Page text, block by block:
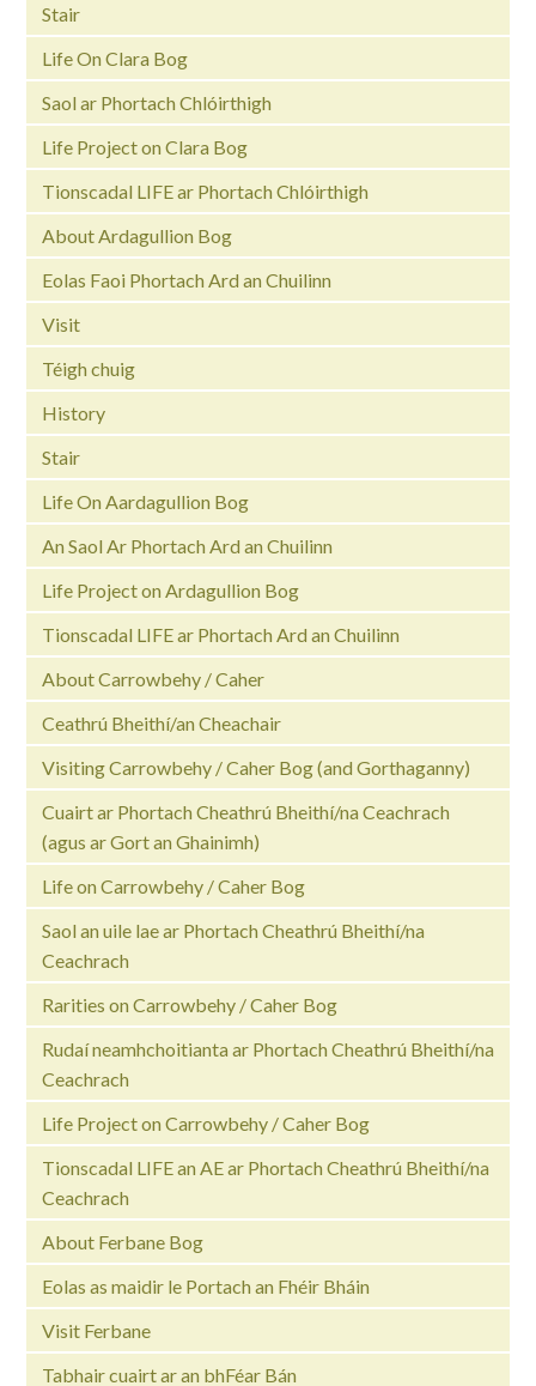
Stair
Life On Clara Bog
Saol ar Phortach Chlóirthigh
Life Project on Clara Bog
Tionscadal LIFE ar Phortach Chlóirthigh
About Ardagullion Bog
Eolas Faoi Phortach Ard an Chuilinn
Visit
Téigh chuig
History
Stair
Life On Aardagullion Bog
An Saol Ar Phortach Ard an Chuilinn
Life Project on Ardagullion Bog
Tionscadal LIFE ar Phortach Ard an Chuilinn
About Carrowbehy / Caher
Ceathrú Bheithí/an Cheachair
Visiting Carrowbehy / Caher Bog (and Gorthaganny)
Cuairt ar Phortach Cheathrú Bheithí/na Ceachrach
(agus ar Gort an Ghainimh)
Life on Carrowbehy / Caher Bog
Saol an uile lae ar Phortach Cheathrú Bheithí/na
Ceachrach
Rarities on Carrowbehy / Caher Bog
Rudaí neamhchoitianta ar Phortach Cheathrú Bheithí/na
Ceachrach
Life Project on Carrowbehy / Caher Bog
Tionscadal LIFE an AE ar Phortach Cheathrú Bheithí/na
Ceachrach
About Ferbane Bog
Eolas as maidir le Portach an Fhéir Bháin
Visit Ferbane
Tabhair cuairt ar an bhFéar Bán